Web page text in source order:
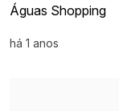
Águas Shopping
há 1 anos